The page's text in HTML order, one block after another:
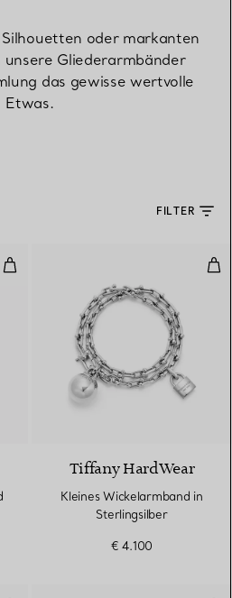
oder markanten
unsere Gliederarmbänder
das gewisse wertvolle
Etwas.
FILTER
Smile Armband in Gelbgold
Tiffany HardWear
Kleines Wickelarmband in
Sterlingsilber
€ 4.100